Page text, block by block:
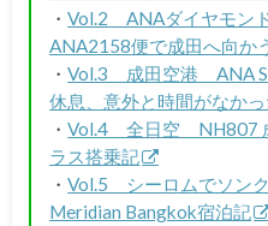
・Vol.2 ANAダイヤモン
ANA2158便で成田へ向か
・Vol.3 成田空港 ANA
休息、意外と時間がなかっ
・Vol.4 全日空 NH807
ラス搭乗記
・Vol.5 シーロムでソン
Meridian Bangkok宿泊記